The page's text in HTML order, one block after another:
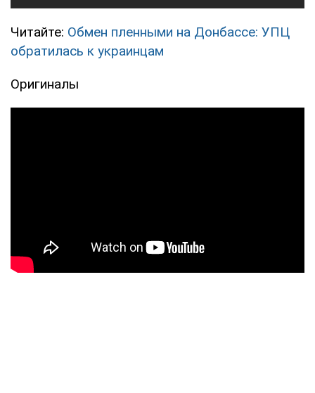
Читайте: Обмен пленными на Донбассе: УПЦ
обратилась к украинцам
Оригиналы